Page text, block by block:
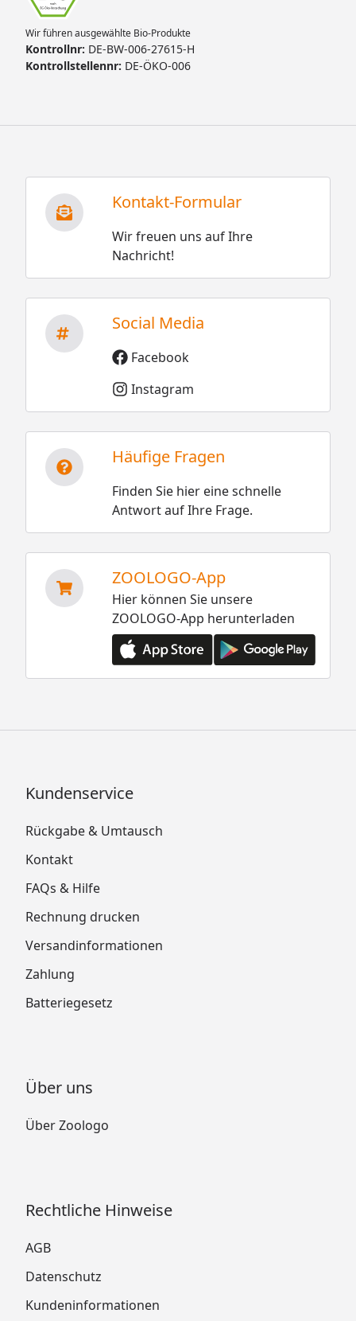
Wir führen ausgewählte Bio-Produkte
Kontrollnr: DE-BW-006-27615-H
Kontrollstellennr: DE-ÖKO-006
Kontakt-Formular
Wir freuen uns auf Ihre
Nachricht!
Social Media
Facebook
Instagram
Häufige Fragen
Finden Sie hier eine schnelle
Antwort auf Ihre Frage.
ZOOLOGO-App
Hier können Sie unsere
ZOOLOGO-App herunterladen
Kundenservice
Rückgabe & Umtausch
Kontakt
FAQs & Hilfe
Rechnung drucken
Versandinformationen
Zahlung
Batteriegesetz
Über uns
Über Zoologo
Rechtliche Hinweise
AGB
Datenschutz
Kundeninformationen